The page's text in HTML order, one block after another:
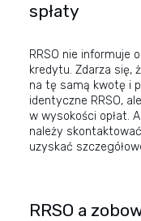
spłaty
RRSO nie informuje o
kredytu. Zdarza się,
na tę samą kwotę i
identyczne RRSO,
w wysokości opłat.
należy
uzyskać
RRSO a